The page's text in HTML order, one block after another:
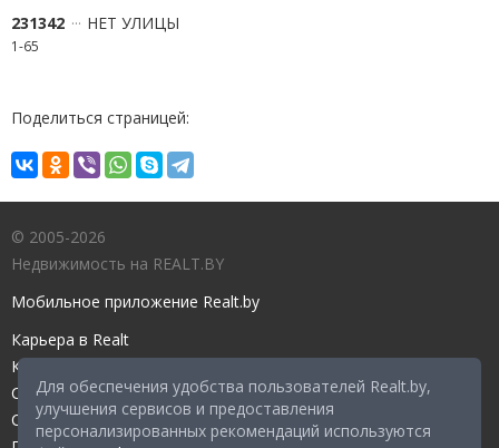
Для обеспечения удобства пользователей Realt.by,
улучшения сервисов и предоставления
персонализированных рекомендаций используются
231342 НЕТ УЛИЦЫ
1-65
Поделиться страницей:
© 2005-2026
Недвижимость на REALT.BY
Мобильное приложение Realt.by
Карьера в Realt
Контакты редакции
Справочный центр
Служба поддержки